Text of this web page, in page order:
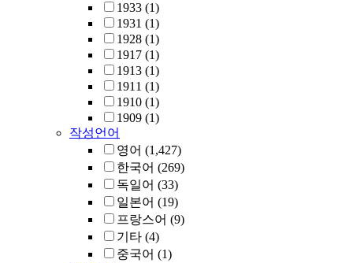
1933 (1)
1931 (1)
1928 (1)
1917 (1)
1913 (1)
1911 (1)
1910 (1)
1909 (1)
작성언어
영어 (1,427)
한국어 (269)
독일어 (33)
일본어 (19)
프랑스어 (9)
기타 (4)
중국어 (1)